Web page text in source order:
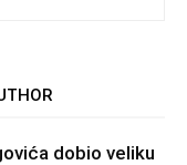
dobio veliku